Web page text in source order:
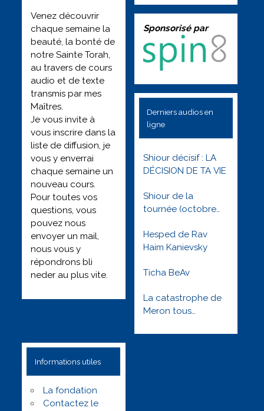
Venez découvrir
chaque semaine la
beauté, la bonté de
notre Sainte Torah,
au travers de cours
audio et de texte
transmis par mes
Maîtres.
Je vous invite à
vous inscrire dans la
liste de diffusion, je
vous y enverrai
chaque semaine un
nouveau cours.
Pour toutes vos
questions, vous
pouvez nous
envoyer un mail,
nous vous y
répondrons bli
neder au plus vite.
Sponsorisé par
Derniers audios en
ligne
Shiour décisif : LA
DÉCISION DE TA VIE
Shiour de la
tournée (octobre
toute l’année
Hesped de Rav
Haim Kanievsky
Ticha BeAv
La catastrophe de
Meron tous
solidaires –
Informations utiles
La fondation
Contactez le